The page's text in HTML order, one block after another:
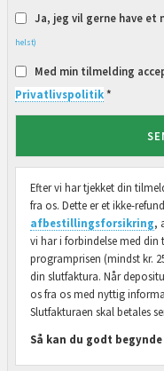
Ja, jeg vil gerne have et
helst)
Med min tilmelding
Privatlivspolitik*
Efter vi har tjekket din
fra os. Dette er et ikke-
afbestillingsforsikring,
vi har i forbindelse med din
programprisen (mindst kr.
din slutfaktura. Når
os fra os med nyttig
Slutfakturaen skal betales
Så kan du godt